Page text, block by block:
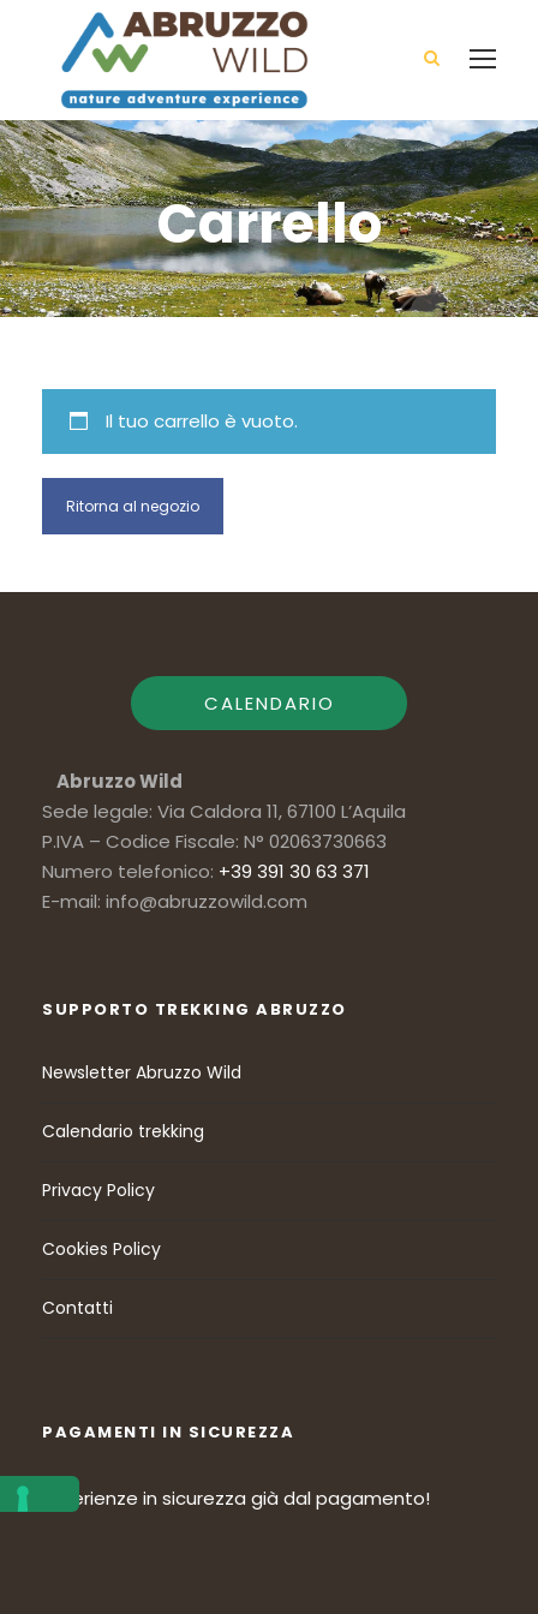
Carrello
Il tuo carrello è vuoto.
Ritorna al negozio
CALENDARIO
Abruzzo Wild
Sede legale: Via Caldora 11, 67100 L’Aquila
P.IVA – Codice Fiscale: N° 02063730663
Numero telefonico: +39 391 30 63 371
E-mail: info@abruzzowild.com
SUPPORTO TREKKING ABRUZZO
Newsletter Abruzzo Wild
Calendario trekking
Privacy Policy
Cookies Policy
Contatti
PAGAMENTI IN SICUREZZA
Esperienze in sicurezza già dal pagamento!